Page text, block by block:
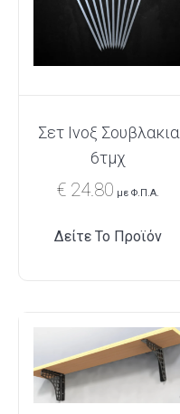
Σετ Ινοξ Σουβλακια
6τμχ
€ 24.80 με Φ.Π.Α.
Δείτε Το Προϊόν